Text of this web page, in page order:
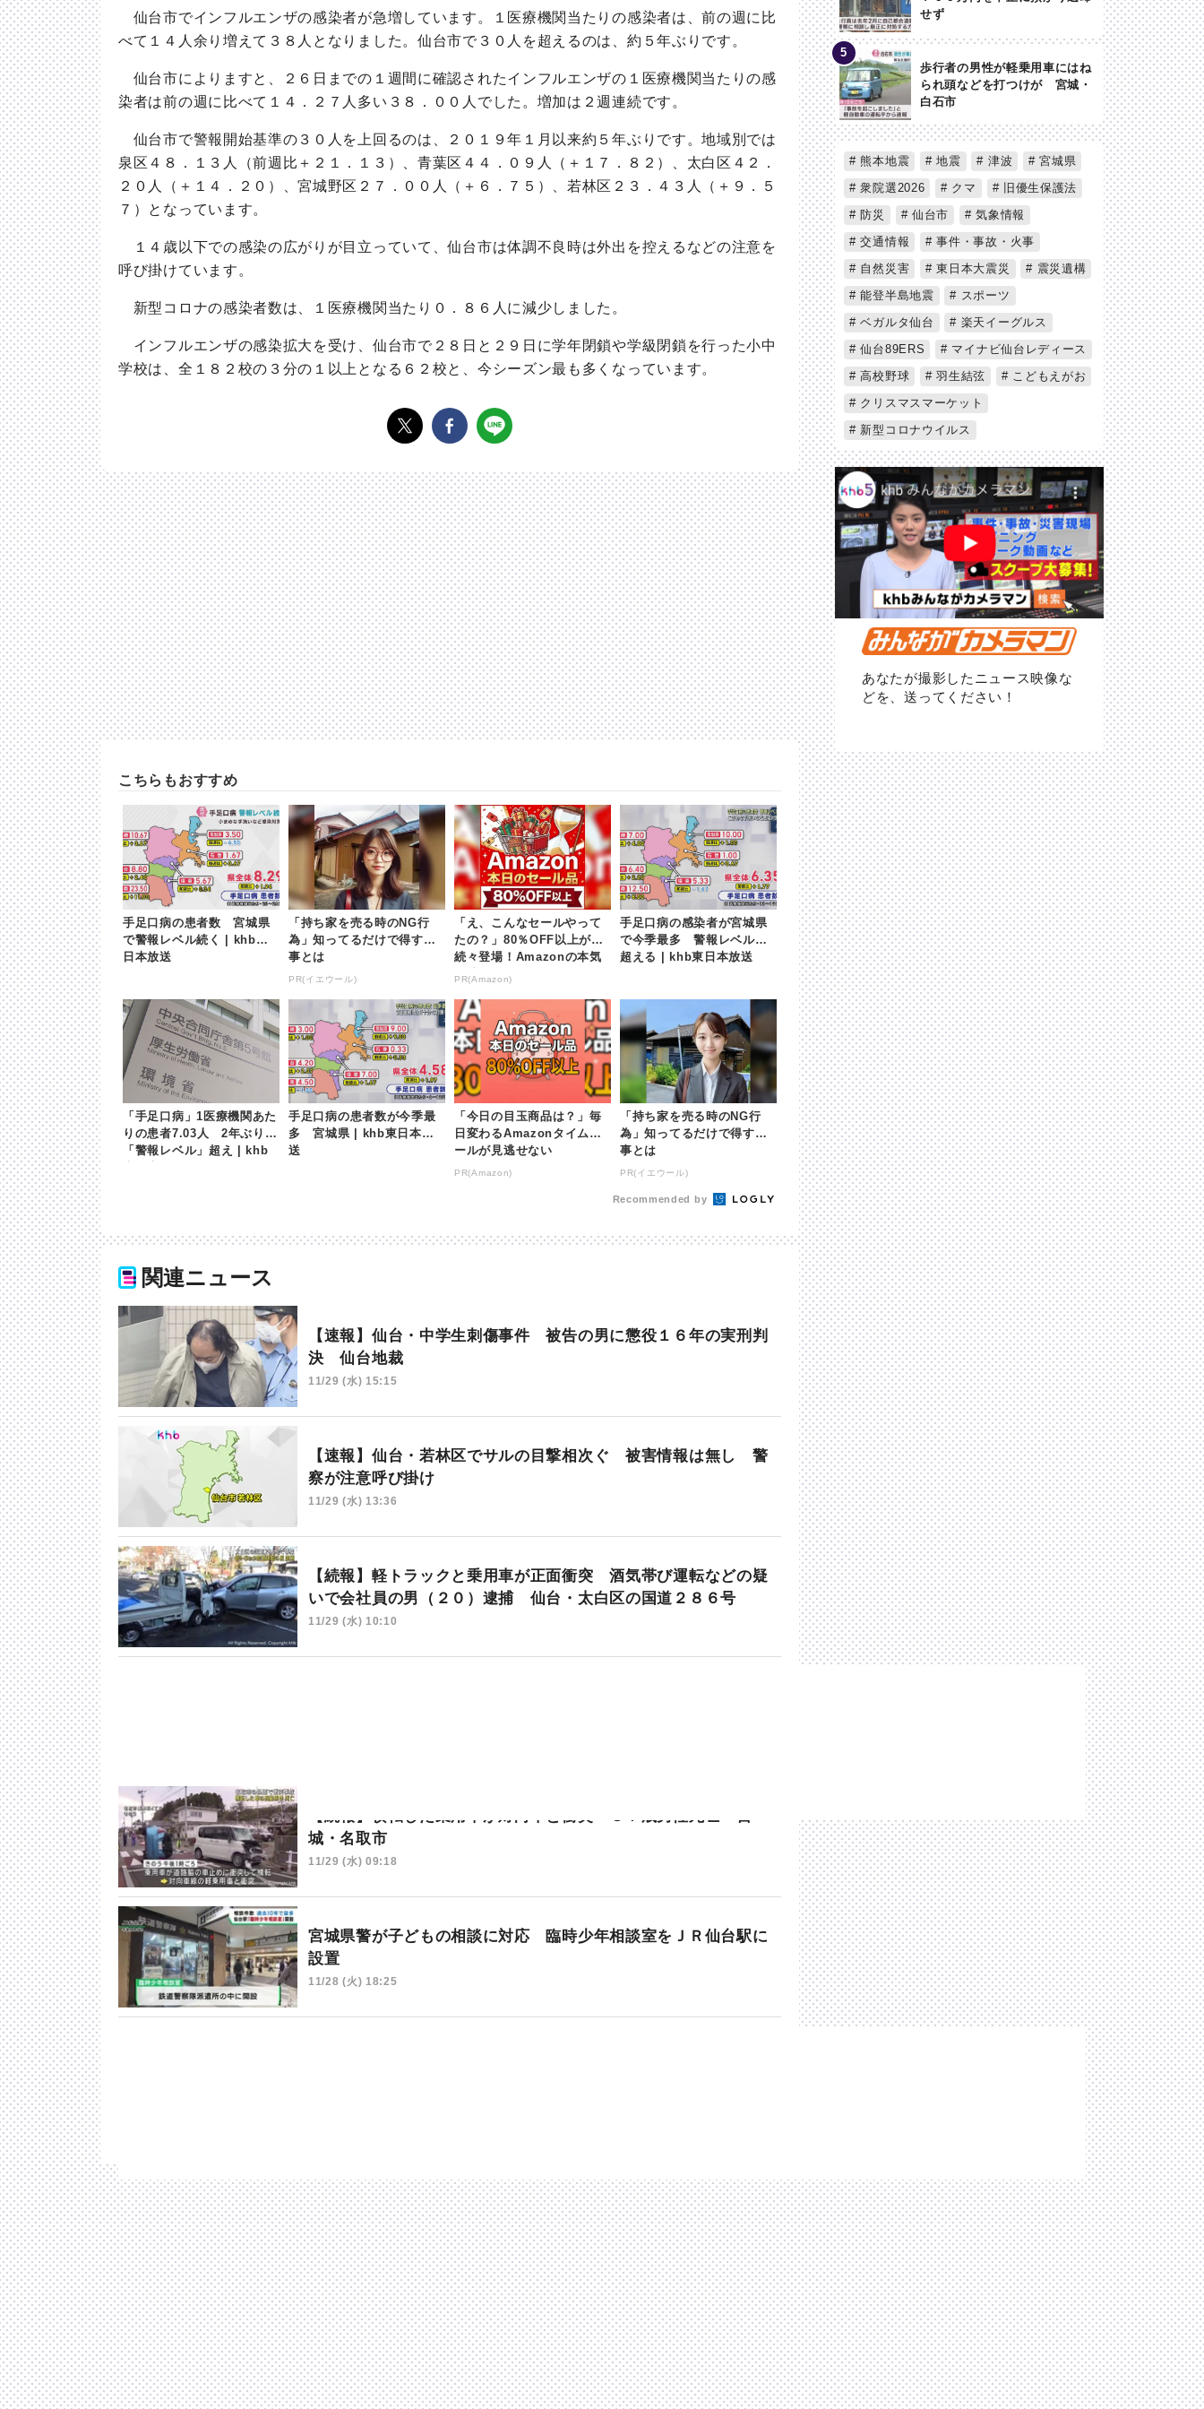
仙台市でインフルエンザの感染者が急増しています。１医療機関当たりの感染者は、前の週に比
べて１４人余り増えて３８人となりました。仙台市で３０人を超えるのは、約５年ぶりです。
仙台市によりますと、２６日までの１週間に確認されたインフルエンザの１医療機関当たりの感
染者は前の週に比べて１４．２７人多い３８．００人でした。増加は２週連続です。
仙台市で警報開始基準の３０人を上回るのは、２０１９年１月以来約５年ぶりです。地域別では
泉区４８．１３人（前週比＋２１．１３）、青葉区４４．０９人（＋１７．８２）、太白区４２．
２０人（＋１４．２０）、宮城野区２７．００人（＋６．７５）、若林区２３．４３人（＋９．５
７）となっています。
１４歳以下での感染の広がりが目立っていて、仙台市は体調不良時は外出を控えるなどの注意を
呼び掛けています。
新型コロナの感染者数は、１医療機関当たり０．８６人に減少しました。
インフルエンザの感染拡大を受け、仙台市で２８日と２９日に学年閉鎖や学級閉鎖を行った小中
学校は、全１８２校の３分の１以上となる６２校と、今シーズン最も多くなっています。
こちらもおすすめ
手足口病の患者数 宮城県
で警報レベル続く | khb東
日本放送
「持ち家を売る時のNG行
為」知ってるだけで得する
事とは
PR(イエウール)
「え、こんなセールやって
たの？」80％OFF以上が
続々登場！Amazonの本気
が凄すぎる
PR(Amazon)
手足口病の感染者が宮城県
で今季最多 警報レベルを
超える | khb東日本放送
「手足口病」1医療機関あた
りの患者7.03人 2年ぶり
「警報レベル」超え | khb
手足口病の患者数が今季最
多 宮城県 | khb東日本放
送
「今日の目玉商品は？」毎
日変わるAmazonタイムセ
ールが見逃せない
PR(Amazon)
「持ち家を売る時のNG行
為」知ってるだけで得する
事とは
PR(イエウール)
Recommended by
関連ニュース
【速報】仙台・中学生刺傷事件 被告の男に懲役１６年の実刑判
決 仙台地裁
11/29 (水) 15:15
【速報】仙台・若林区でサルの目撃相次ぐ 被害情報は無し 警
察が注意呼び掛け
11/29 (水) 13:36
【続報】軽トラックと乗用車が正面衝突 酒気帯び運転などの疑
いで会社員の男（２０）逮捕 仙台・太白区の国道２８６号
11/29 (水) 10:10
【続報】横転した乗用車が対向車と衝突 ８７歳男性死亡 宮
城・名取市
11/29 (水) 09:18
宮城県警が子どもの相談に対応 臨時少年相談室をＪＲ仙台駅に
設置
11/28 (火) 18:25
せず
歩行者の男性が軽乗用車にはね
られ頭などを打つけが 宮城・
白石市
熊本地震 地震 津波
宮城県
衆院選2026
クマ
旧優生保護法
防災
仙台市
気象情報
交通情報
事件・事故・火事
自然災害
東日本大震災
震災遺構
能登半島地震
スポーツ
ベガルタ仙台
楽天イーグルス
仙台89ERS
マイナビ仙台レディース
高校野球
羽生結弦
こどもえがお
クリスマスマーケット
新型コロナウイルス
あなたが撮影したニュース映像な
どを、送ってください！